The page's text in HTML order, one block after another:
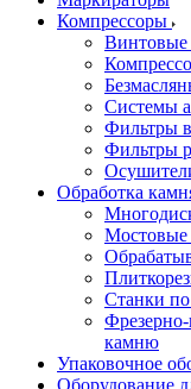
Компрессоры
Винтовые
Системы
Фильтры
Фильтры
Обработка
Мостовые
Станки
камню
Упаковочное
Оборудование